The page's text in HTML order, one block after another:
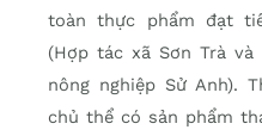
toàn thực phẩm đạt
(Hợp tác xã Sơn Trà
nông nghiệp Sử Anh).
chủ thể có sản phẩm